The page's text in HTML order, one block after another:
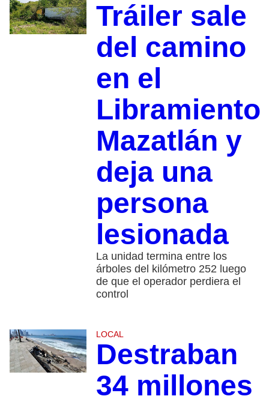
Tráiler sale
del camino
en el
Libramiento
Mazatlán y
deja una
persona
lesionada
La unidad termina entre los
árboles del kilómetro 252 luego
de que el operador perdiera el
control
LOCAL
Destraban
34 millones